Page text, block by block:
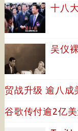
十八
吴仪
贸战升级 逾八成
谷歌传付逾2亿